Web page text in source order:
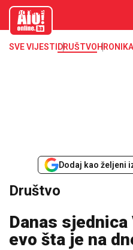
aloonline.b
SVE VIJESTI DRUŠTVOHRONIKA
Dodaj kao željeni
Društvo
Danas
evo šta je na